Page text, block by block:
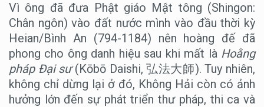
Vì ông đã đưa Phật giáo Mật tông (Shingon:
Chân ngôn) vào đất nước mình vào đầu thời kỳ
Heian/Bình An (794-1184) nên hoàng đế đã
phong cho ông danh hiệu sau khi mất là Hoằng
pháp Đại sư(Kōbō Daishi, 弘法大師). Tuy nhiên,
không chỉ dừng lại ở đó, Không Hải còn có ảnh
hưởng lớn đến sự phát triển thư pháp, thi ca và